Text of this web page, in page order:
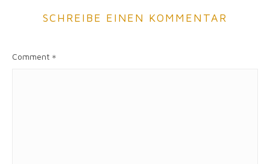
SCHREIBE EINEN KOMMENTAR
Comment *